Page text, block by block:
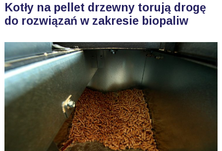
Kotły na pellet drzewny torują drogę
do rozwiązań w zakresie biopaliw